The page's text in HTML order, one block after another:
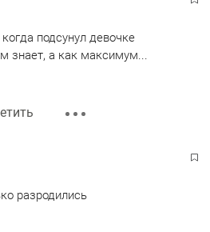
подсунул девочке
знает, а как максимум...
разродились